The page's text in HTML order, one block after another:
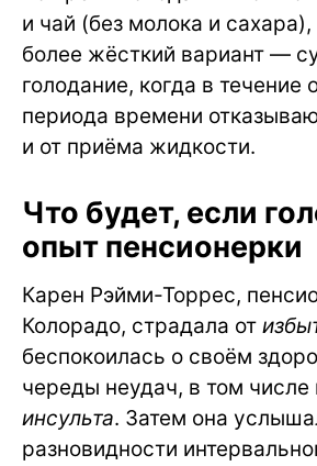
и чай (без молока и сахара),
более жёсткий вариант —
голодание, когда в течение
периода времени
и от приёма жидкости.
Что будет, если
опыт пенсионерки
Карен Рэйми-Торрес,
Колорадо, страдала от
беспокоилась о своём
череды неудач, в том числе
инсульта. Затем она
разновидности